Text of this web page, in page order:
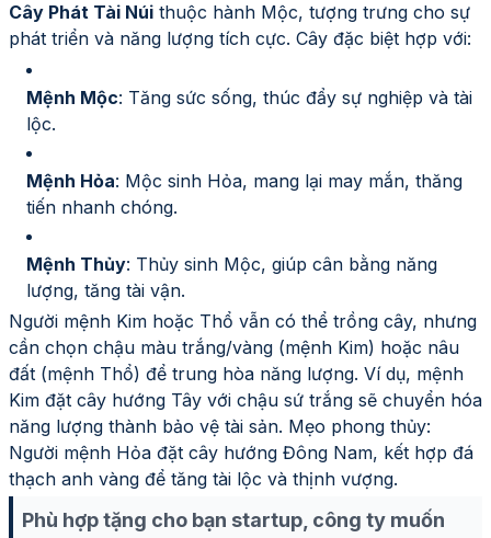
Cây Phát Tài Núi thuộc hành Mộc, tượng trưng cho sự
phát triển và năng lượng tích cực. Cây đặc biệt hợp với:
Mệnh Mộc: Tăng sức sống, thúc đẩy sự nghiệp và tài
lộc.
Mệnh Hỏa: Mộc sinh Hỏa, mang lại may mắn, thăng
tiến nhanh chóng.
Mệnh Thủy: Thủy sinh Mộc, giúp cân bằng năng
lượng, tăng tài vận.
Người mệnh Kim hoặc Thổ vẫn có thể trồng cây, nhưng
cần chọn chậu màu trắng/vàng (mệnh Kim) hoặc nâu
đất (mệnh Thổ) để trung hòa năng lượng. Ví dụ, mệnh
Kim đặt cây hướng Tây với chậu sứ trắng sẽ chuyển hóa
năng lượng thành bảo vệ tài sản. Mẹo phong thủy:
Người mệnh Hỏa đặt cây hướng Đông Nam, kết hợp đá
thạch anh vàng để tăng tài lộc và thịnh vượng.
Phù hợp tặng cho bạn startup, công ty muốn